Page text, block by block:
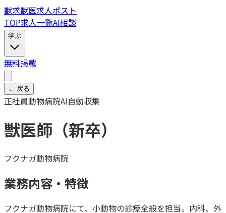
獣求獣医求人ポスト
TOP求人一覧AI相談
学ぶ
無料掲載
← 戻る
正社員動物病院AI自動収集
獣医師（新卒）
フクナガ動物病院
業務内容・特徴
フクナガ動物病院にて、小動物の診療全般を担当。内科、外